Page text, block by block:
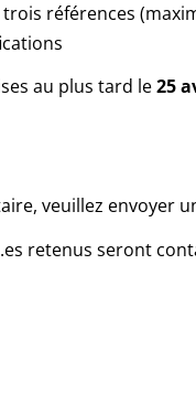
références
au plus tard le25
veuillez envoyer
retenus seront